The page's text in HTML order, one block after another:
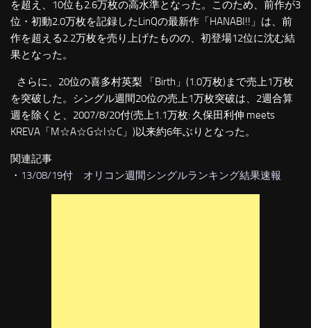
を超え、10位も2.6万枚の高水準となった。このため、前作が3
位・初動2.0万枚を記録したLinQの最新作「HANABI!!」は、前
作を超える2.2万枚を売り上げたものの、初登場12位に沈む結
果となった。
さらに、20位の喜多村英梨 「Birth」(1.0万枚)まで売上1万枚
を突破した。シングル週間20位の売上1万枚突破は、2週合算
週を除くと、2007/8/20付(売上1.1万枚: 久保田利伸 meets
KREVA「M☆A☆G☆I☆C」)以来約6年ぶりとなった。
関連記事
・ 13/08/19付 オリコン週間シングルランキング結果速報